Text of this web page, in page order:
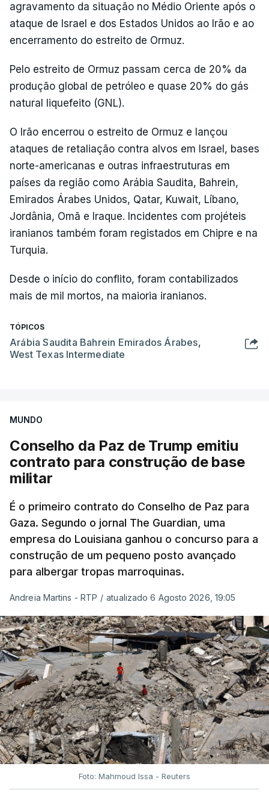
agravamento da situação no Médio Oriente após o
ataque de Israel e dos Estados Unidos ao Irão e ao
encerramento do estreito de Ormuz.
Pelo estreito de Ormuz passam cerca de 20% da
produção global de petróleo e quase 20% do gás
natural liquefeito (GNL).
O Irão encerrou o estreito de Ormuz e lançou
ataques de retaliação contra alvos em Israel, bases
norte-americanas e outras infraestruturas em
países da região como Arábia Saudita, Bahrein,
Emirados Árabes Unidos, Qatar, Kuwait, Líbano,
Jordânia, Omã e Iraque. Incidentes com projéteis
iranianos também foram registados em Chipre e na
Turquia.
Desde o início do conflito, foram contabilizados
mais de mil mortos, na maioria iranianos.
TÓPICOS
Arábia Saudita Bahrein Emirados Árabes,
West Texas Intermediate
MUNDO
Conselho da Paz de Trump emitiu
contrato para construção de base
militar
É o primeiro contrato do Conselho de Paz para
Gaza. Segundo o jornal The Guardian, uma
empresa do Louisiana ganhou o concurso para a
construção de um pequeno posto avançado
para albergar tropas marroquinas.
Andreia Martins - RTP / atualizado 6 Agosto 2026, 19:05
Foto: Mahmoud Issa - Reuters